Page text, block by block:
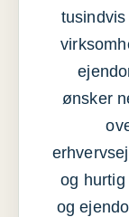
ønsker
og
og